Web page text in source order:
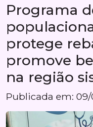
Programa
protege
promove
na região
Publicada em: